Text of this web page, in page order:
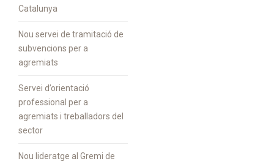
Catalunya
Nou servei de tramitació de
subvencions per a
agremiats
Servei d’orientació
professional per a
agremiats i treballadors del
sector
Nou lideratge al Gremi de